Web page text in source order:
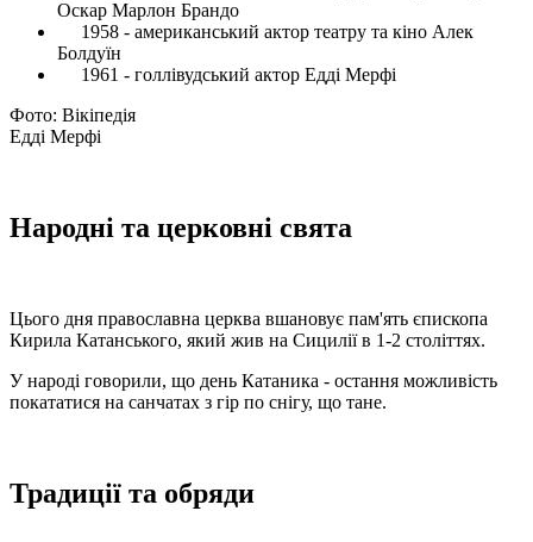
Оскар Марлон Брандо
1958 - американський актор театру та кіно Алек
Болдуїн
1961 - голлівудський актор Едді Мерфі
Фото: Вікіпедія
Едді Мерфі
Народні та церковні свята
Цього дня православна церква вшановує пам'ять єпископа
Кирила Катанського, який жив на Сицилії в 1-2 століттях.
У народі говорили, що день Катаника - остання можливість
покататися на санчатах з гір по снігу, що тане.
Традиції та обряди